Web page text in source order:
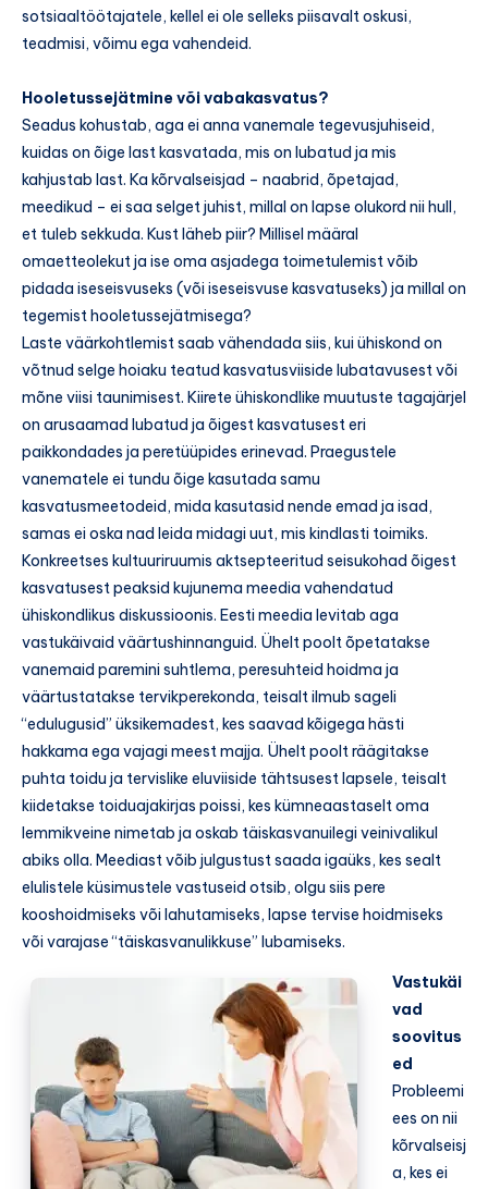
sotsiaaltöötajatele, kellel ei ole selleks piisavalt oskusi,
teadmisi, võimu ega vahendeid.
Hooletussejätmine või vabakasvatus?
Seadus kohustab, aga ei anna vanemale tegevusjuhiseid,
kuidas on õige last kasvatada, mis on lubatud ja mis
kahjustab last. Ka kõrvalseisjad – naabrid, õpetajad,
meedikud – ei saa selget juhist, millal on lapse olukord nii hull,
et tuleb sekkuda. Kust läheb piir? Millisel määral
omaetteolekut ja ise oma asjadega toimetulemist võib
pidada iseseisvuseks (või iseseisvuse kasvatuseks) ja millal on
tegemist hooletussejätmisega?
Laste väärkohtlemist saab vähendada siis, kui ühiskond on
võtnud selge hoiaku teatud kasvatusviiside lubatavusest või
mõne viisi taunimisest. Kiirete ühiskondlike muutuste tagajärjel
on arusaamad lubatud ja õigest kasvatusest eri
paikkondades ja peretüüpides erinevad. Praegustele
vanematele ei tundu õige kasutada samu
kasvatusmeetodeid, mida kasutasid nende emad ja isad,
samas ei oska nad leida midagi uut, mis kindlasti toimiks.
Konkreetses kultuuriruumis aktsepteeritud seisukohad õigest
kasvatusest peaksid kujunema meedia vahendatud
ühiskondlikus diskussioonis. Eesti meedia levitab aga
vastukäivaid väärtushinnanguid. Ühelt poolt õpetatakse
vanemaid paremini suhtlema, peresuhteid hoidma ja
väärtustatakse tervikperekonda, teisalt ilmub sageli
“edulugusid” üksikemadest, kes saavad kõigega hästi
hakkama ega vajagi meest majja. Ühelt poolt räägitakse
puhta toidu ja tervislike eluviiside tähtsusest lapsele, teisalt
kiidetakse toiduajakirjas poissi, kes kümneaastaselt oma
lemmikveine nimetab ja oskab täiskasvanuilegi veinivalikul
abiks olla. Meediast võib julgustust saada igaüks, kes sealt
elulistele küsimustele vastuseid otsib, olgu siis pere
kooshoidmiseks või lahutamiseks, lapse tervise hoidmiseks
või varajase “täiskasvanulikkuse” lubamiseks.
Vastukäi
vad
soovitus
ed
Probleemi
ees on nii
kõrvalseisj
a, kes ei